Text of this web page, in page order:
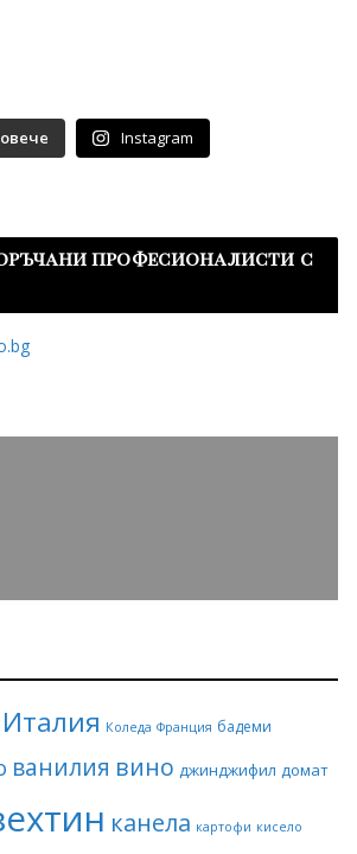
Instagram
професионалисти с
Италия Коледа Франция бадеми
ванилия вино джинджифил домат
канела картофи кисело